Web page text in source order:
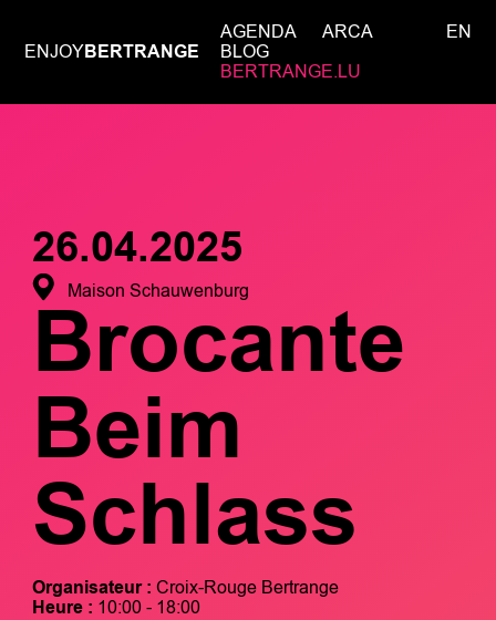
ENJOYBERTRANGE
AGENDA
ARCA
BLOG
BERTRANGE.LU
EN
26.04.2025
Maison Schauwenburg
Brocante
Beim
Schlass
Organisateur : Croix-Rouge Bertrange
Heure : 10:00 - 18:00